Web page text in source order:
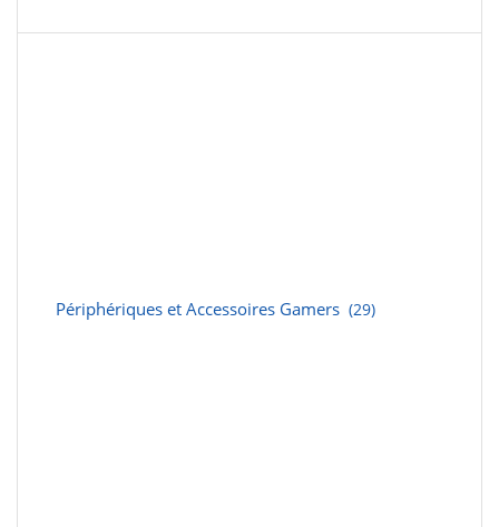
Périphériques et Accessoires Gamers (29)